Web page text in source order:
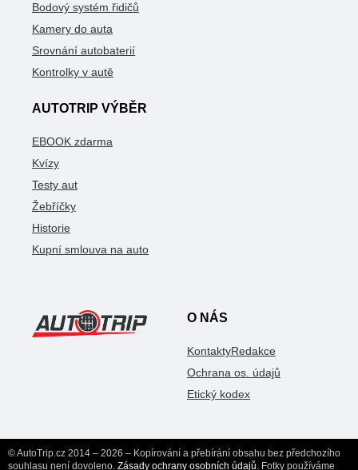
Bodový systém řidičů
Kamery do auta
Srovnání autobaterií
Kontrolky v autě
AUTOTRIP VÝBĚR
EBOOK zdarma
Kvízy
Testy aut
Žebříčky
Historie
Kupní smlouva na auto
O NÁS
KontaktyRedakce
Ochrana os. údajů
Etický kodex
© AutoTrip.cz 2014 – 2026 – Kopírování a přebírání obsahu bez předchozího
souhlasu není dovoleno. Zásady ochrany osobních údajů. Fotky používáme